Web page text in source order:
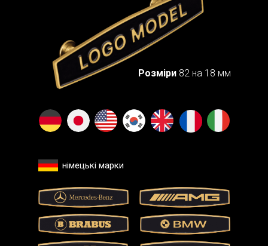
німецькі марки
Розміри 82 на 18 мм